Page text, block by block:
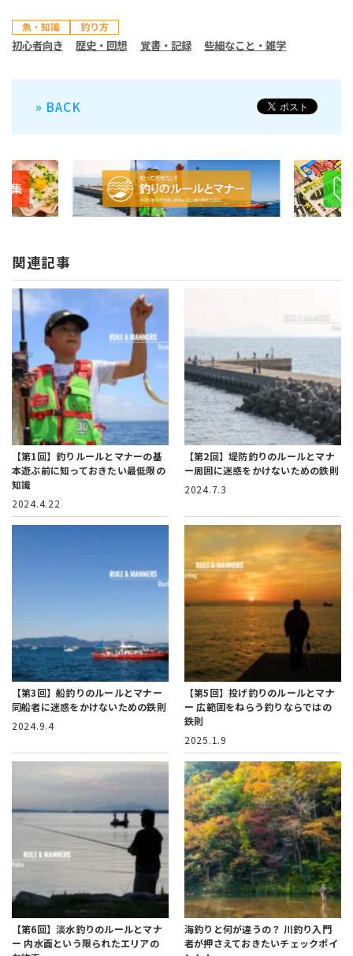
魚・知識 釣り方
初心者向き 歴史・回想 覚書・記録 些細なこと・雑学
» BACK
関連記事
【第1回】釣りルールとマナーの基
本遊ぶ前に知っておきたい最低限の
知識
2024.4.22
【第2回】堤防釣りのルールとマナ
ー周囲に迷惑をかけないための鉄則
2024.7.3
【第3回】船釣りのルールとマナー
同船者に迷惑をかけないための鉄則
2024.9.4
【第5回】投げ釣りのルールとマナ
ー 広範囲をねらう釣りならではの
鉄則
2025.1.9
【第6回】淡水釣りのルールとマナ
ー 内水面という限られたエリアの
海釣りと何が違うの？ 川釣り入門
者が押さえておきたいチェックポイ